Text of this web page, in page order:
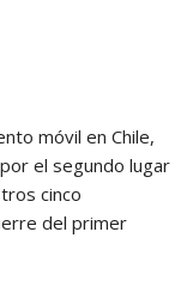
móvil en Chile,
el segundo lugar
cinco
del primer